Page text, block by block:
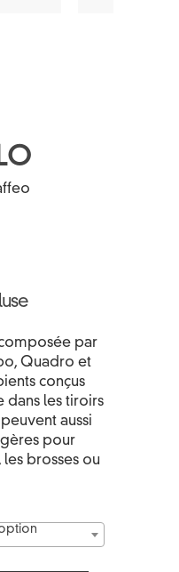
par
Quadro et
conçus
dans les tiroirs
aussi
pour
brosses ou